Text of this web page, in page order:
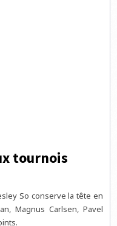
tournois
So conserve la tête en
Magnus Carlsen, Pavel